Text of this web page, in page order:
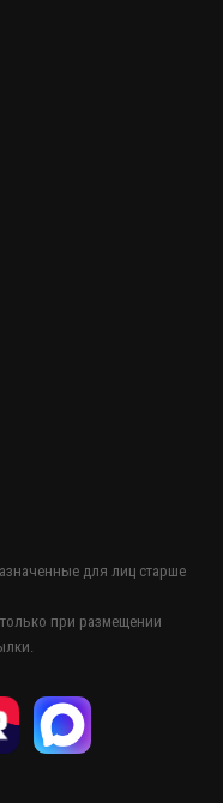
для лиц старше
при размещении